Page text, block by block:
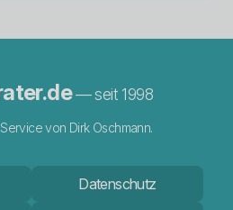
— seit 1998
von Dirk Oschmann.
Datenschutz